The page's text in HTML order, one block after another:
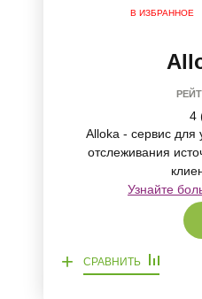
В ИЗБРАННОЕ
4
Alloka - сервис для
отслеживания
Узнайте
+ СРАВНИТЬ